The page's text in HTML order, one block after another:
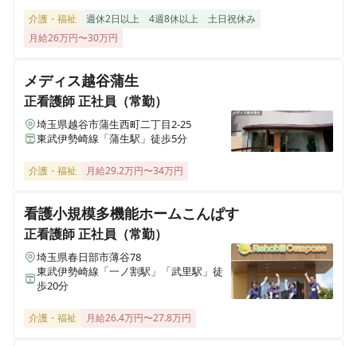
千葉県流山市おおたかの森西1-23-3
ム） アミカの郷草加谷塚
埼玉県草加市谷塚町1943-1
ALSOK介護 さいたま訪問看護ステーション
東京都西東京市芝久保町2-13-32
ALSOK介護 ショートステイ みんなの家・西尾久
東京都荒川区西尾久3-15-1
ALSOK介護 ショートステイ みんなの家・川越新河岸
埼玉県川越市砂870-4
みの看護師大募集！
★昨年9月OPEN！夜勤なし/オンコールなし！日勤帯の
みの看護師大募集！
介護・福祉 週休2日以上 4週8休以上
土日祝休み
月給26万円〜30万円
メディス越谷蒲生
正看護師正社員（常勤）
埼玉県越谷市蒲生西町二丁目2-25
東武伊勢崎線「蒲生駅」徒歩5分
介護・福祉 月給29.2万円〜34万円
看護小規模多機能ホームこんぱす
正看護師正社員（常勤）
埼玉県春日部市薄谷78
東武伊勢崎線「一ノ割駅」「武里駅」徒
歩20分
介護・福祉 月給26.4万円〜27.8万円